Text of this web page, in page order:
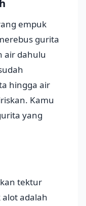
empuk
gurita
air dahulu
hingga air
Kamu
yang
tektur
adalah